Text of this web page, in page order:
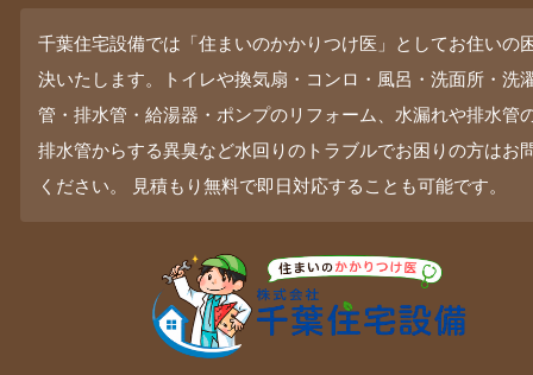
千葉住宅設備では「住まいのかかりつけ医」としてお住いの
決いたします。トイレや換気扇・コンロ・風呂・洗面所・洗
管・排水管・給湯器・ポンプのリフォーム、水漏れや排水管
排水管からする異臭など水回りのトラブルでお困りの方はお
ください。 見積もり無料で即日対応することも可能です。